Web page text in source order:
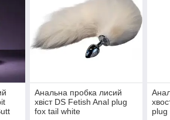
Анальна пробка лисий
хвіст DS Fetish Anal plug
fox tail white
plug